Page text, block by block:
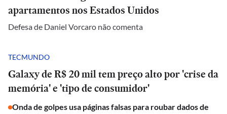
apartamentos nos Estados Unidos
Defesa de Daniel Vorcaro não comenta
TECMUNDO
Galaxy de R$ 20 mil tem preço alto por 'crise da
memória' e 'tipo de consumidor'
Onda de golpes usa páginas falsas para roubar dados de